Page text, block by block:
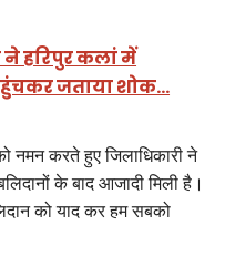
ने हरिपुर कलां में
जताया शोक…
नमन करते हुए जिलाधिकारी ने
के बाद आजादी मिली है।
को याद कर हम सबको